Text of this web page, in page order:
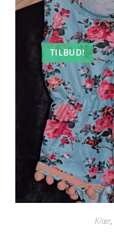
TILBUD!
Klær,